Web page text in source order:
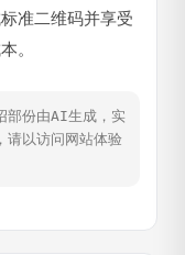
准二维码并享受
。
部份由AI生成，实
请以访问网站体验